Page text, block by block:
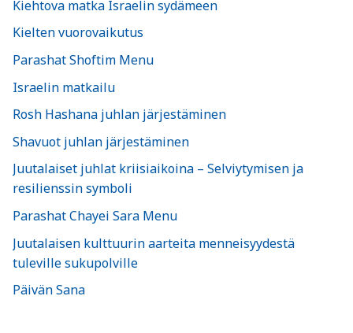
Kiehtova matka Israelin sydämeen
Kielten vuorovaikutus
Parashat Shoftim Menu
Israelin matkailu
Rosh Hashana juhlan järjestäminen
Shavuot juhlan järjestäminen
Juutalaiset juhlat kriisiaikoina – Selviytymisen ja
resilienssin symboli
Parashat Chayei Sara Menu
Juutalaisen kulttuurin aarteita menneisyydestä
tuleville sukupolville
Päivän Sana